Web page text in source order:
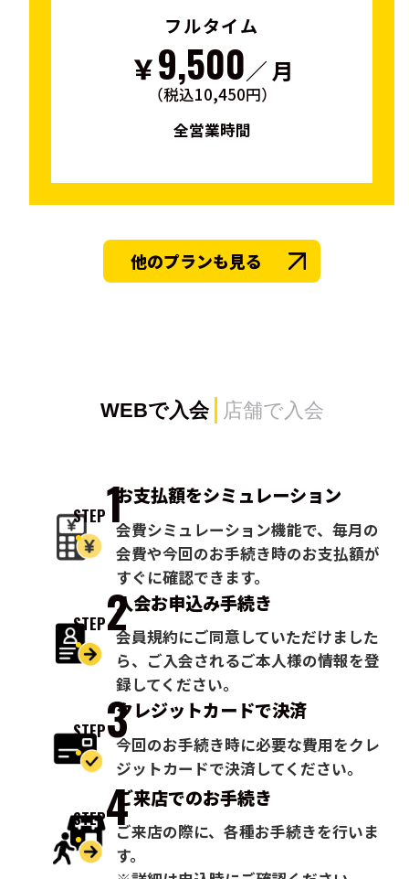
フルタイム
￥9,500／ 月
（税込10,450円）
全営業時間
他のプランも見る
WEBで入会 店舗で入会
STEP1お支払額をシミュレーション
会費シミュレーション機能で、毎月の
会費や今回のお手続き時のお支払額が
すぐに確認できます。
STEP2入会お申込み手続き
会員規約にご同意していただけました
ら、ご入会されるご本人様の情報を登
録してください。
STEP3クレジットカードで決済
今回のお手続き時に必要な費用をクレ
ジットカードで決済してください。
STEP4ご来店でのお手続き
ご来店の際に、各種お手続きを行いま
す。